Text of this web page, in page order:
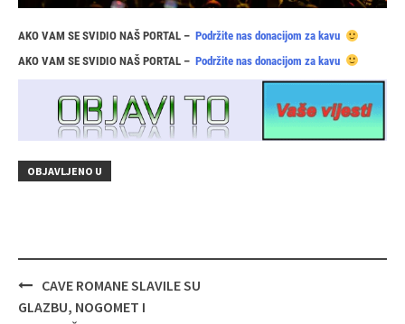
AKO VAM SE SVIDIO NAŠ PORTAL – Podržite nas donacijom za kavu
AKO VAM SE SVIDIO NAŠ PORTAL – Podržite nas donacijom za kavu
OBJAVLJENO U
Navigacija
objava
CAVE ROMANE SLAVILE SU
GLAZBU, NOGOMET I